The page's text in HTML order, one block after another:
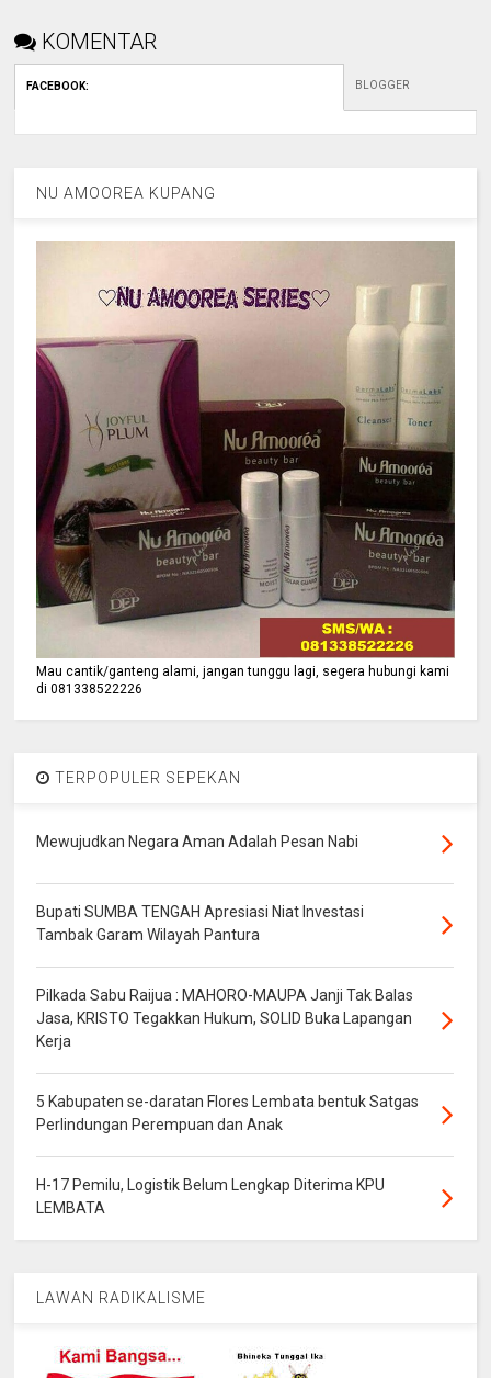
KOMENTAR
FACEBOOK: BLOGGER
NU AMOOREA KUPANG
Mau cantik/ganteng alami, jangan tunggu lagi, segera hubungi kami
di 081338522226
TERPOPULER SEPEKAN
Mewujudkan Negara Aman Adalah Pesan Nabi
Bupati SUMBA TENGAH Apresiasi Niat Investasi
Tambak Garam Wilayah Pantura
Pilkada Sabu Raijua : MAHORO-MAUPA Janji Tak Balas
Jasa, KRISTO Tegakkan Hukum, SOLID Buka Lapangan
Kerja
5 Kabupaten se-daratan Flores Lembata bentuk Satgas
Perlindungan Perempuan dan Anak
H-17 Pemilu, Logistik Belum Lengkap Diterima KPU
LEMBATA
LAWAN RADIKALISME